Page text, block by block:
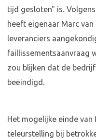
tijd gesloten" is.
heeft eigenaar Marc
leveranciers
faillissementsaanvraag
zou blijken dat de
beëindigd.
Het mogelijke einde
teleurstelling bij